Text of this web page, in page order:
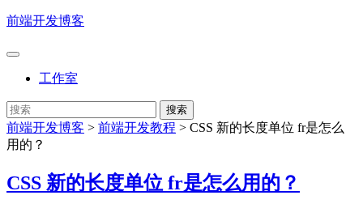
前端开发博客
工作室
前端开发博客 > 前端开发教程 > CSS 新的长度单位 fr是怎么
用的？
CSS 新的长度单位 fr是怎么用的？